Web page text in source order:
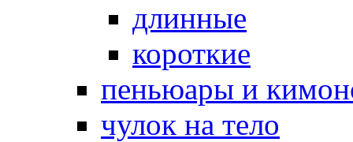
длинные
короткие
пеньюары и
чулок на тело